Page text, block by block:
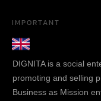
IMPORTANT
DIGNITA is a social
promoting and selling
Business as Mission